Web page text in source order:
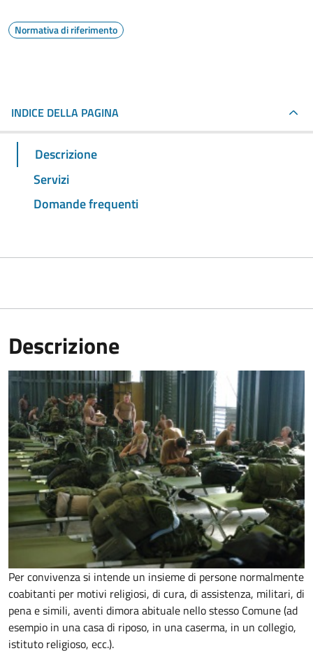
Normativa di riferimento
INDICE DELLA PAGINA
Descrizione
Servizi
Domande frequenti
Descrizione
Per convivenza si intende un insieme di persone normalmente
coabitanti per motivi religiosi, di cura, di assistenza, militari, di
pena e simili, aventi dimora abituale nello stesso Comune (ad
esempio in una casa di riposo, in una caserma, in un collegio,
istituto religioso, ecc.).